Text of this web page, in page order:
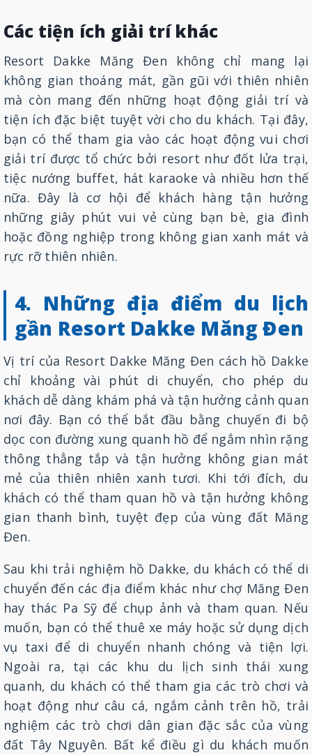
Các tiện ích giải trí khác
Resort Dakke Măng Đen không chỉ mang lại
không gian thoáng mát, gần gũi với thiên nhiên
mà còn mang đến những hoạt động giải trí và
tiện ích đặc biệt tuyệt vời cho du khách. Tại đây,
bạn có thể tham gia vào các hoạt động vui chơi
giải trí được tổ chức bởi resort như đốt lửa trại,
tiệc nướng buffet, hát karaoke và nhiều hơn thế
nữa. Đây là cơ hội để khách hàng tận hưởng
những giây phút vui vẻ cùng bạn bè, gia đình
hoặc đồng nghiệp trong không gian xanh mát và
rực rỡ thiên nhiên.
4. Những địa điểm du lịch
gần Resort Dakke Măng Đen
Vị trí của Resort Dakke Măng Đen cách hồ Dakke
chỉ khoảng vài phút di chuyển, cho phép du
khách dễ dàng khám phá và tận hưởng cảnh quan
nơi đây. Bạn có thể bắt đầu bằng chuyến đi bộ
dọc con đường xung quanh hồ để ngắm nhìn rặng
thông thẳng tắp và tận hưởng không gian mát
mẻ của thiên nhiên xanh tươi. Khi tới đích, du
khách có thể tham quan hồ và tận hưởng không
gian thanh bình, tuyệt đẹp của vùng đất Măng
Đen.
Sau khi trải nghiệm hồ Dakke, du khách có thể di
chuyển đến các địa điểm khác như chợ Măng Đen
hay thác Pa Sỹ để chụp ảnh và tham quan. Nếu
muốn, bạn có thể thuê xe máy hoặc sử dụng dịch
vụ taxi để di chuyển nhanh chóng và tiện lợi.
Ngoài ra, tại các khu du lịch sinh thái xung
quanh, du khách có thể tham gia các trò chơi và
hoạt động như câu cá, ngắm cảnh trên hồ, trải
nghiệm các trò chơi dân gian đặc sắc của vùng
đất Tây Nguyên. Bất kể điều gì du khách muốn